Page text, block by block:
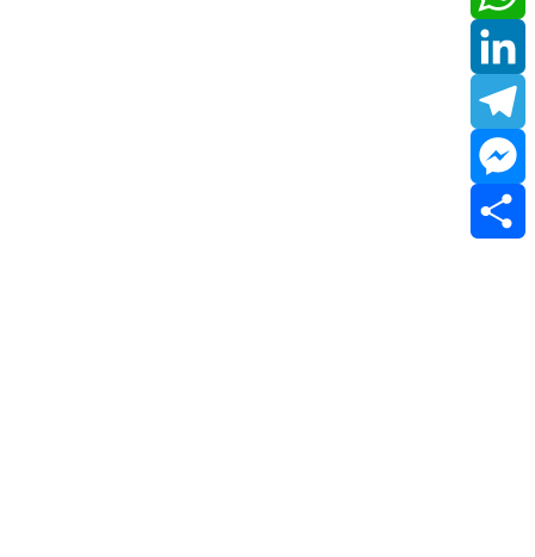
WhatsApp
LinkedIn
Telegram
Messenger